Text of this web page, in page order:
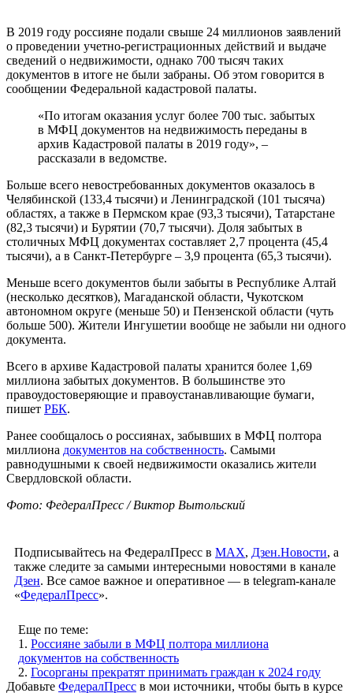
В 2019 году россияне подали свыше 24 миллионов заявлений
о проведении учетно-регистрационных действий и выдаче
сведений о недвижимости, однако 700 тысяч таких
документов в итоге не были забраны. Об этом говорится в
сообщении Федеральной кадастровой палаты.
«По итогам оказания услуг более 700 тыс. забытых
в МФЦ документов на недвижимость переданы в
архив Кадастровой палаты в 2019 году», –
рассказали в ведомстве.
Больше всего невостребованных документов оказалось в
Челябинской (133,4 тысячи) и Ленинградской (101 тысяча)
областях, а также в Пермском крае (93,3 тысячи), Татарстане
(82,3 тысячи) и Бурятии (70,7 тысячи). Доля забытых в
столичных МФЦ документах составляет 2,7 процента (45,4
тысячи), а в Санкт-Петербурге – 3,9 процента (65,3 тысячи).
Меньше всего документов были забыты в Республике Алтай
(несколько десятков), Магаданской области, Чукотском
автономном округе (меньше 50) и Пензенской области (чуть
больше 500). Жители Ингушетии вообще не забыли ни одного
документа.
Всего в архиве Кадастровой палаты хранится более 1,69
миллиона забытых документов. В большинстве это
правоудостоверяющие и правоустанавливающие бумаги,
пишет РБК.
Ранее сообщалось о россиянах, забывших в МФЦ полтора
миллиона документов на собственность. Самыми
равнодушными к своей недвижимости оказались жители
Свердловской области.
Фото: ФедералПресс / Виктор Вытольский
Подписывайтесь на ФедералПресс в МАХ, Дзен.Новости, а
также следите за самыми интересными новостями в канале
Дзен. Все самое важное и оперативное — в telegram-канале
«ФедералПресс».
Еще по теме:
1. Россияне забыли в МФЦ полтора миллиона
документов на собственность
2. Госорганы прекратят принимать граждан к 2024 году
Добавьте ФедералПресс в мои источники, чтобы быть в курсе